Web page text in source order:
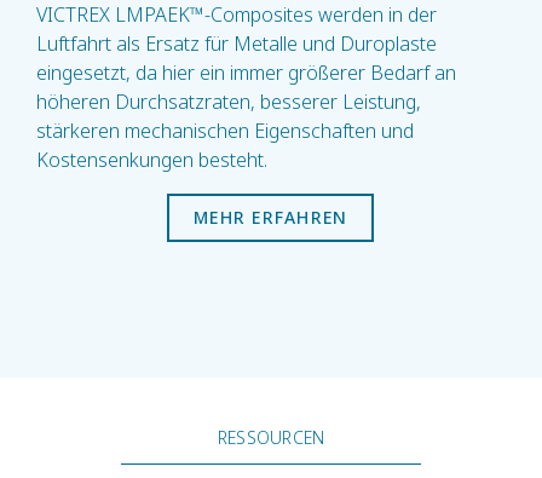
VICTREX LMPAEK™-Composites werden in der
Luftfahrt als Ersatz für Metalle und Duroplaste
eingesetzt, da hier ein immer größerer Bedarf an
höheren Durchsatzraten, besserer Leistung,
stärkeren mechanischen Eigenschaften und
Kostensenkungen besteht.
MEHR ERFAHREN
RESSOURCEN